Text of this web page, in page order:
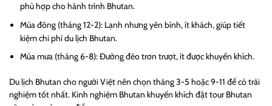
phù hợp cho hành trình Bhutan.
Mùa đông (tháng 12-2): Lạnh nhưng yên bình, ít khách, giúp tiết
kiệm chi phí du lịch Bhutan.
Mùa mưa (tháng 6-8): Đường đèo trơn trượt, ít được khuyến khích.
Du lịch Bhutan cho người Việt nên chọn tháng 3-5 hoặc 9-11 để có trải
nghiệm tốt nhất. Kinh nghiệm Bhutan khuyến khích đặt tour Bhutan